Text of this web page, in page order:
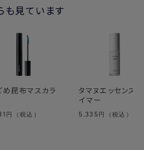
も見ています
め昆布マスカラ
円（税込）
タマヌエッセンス
イマー
5,335 円（税込）